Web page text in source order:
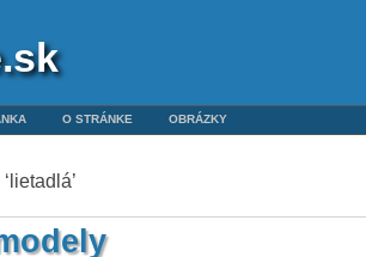
O STRÁNKE OBRÁZKY